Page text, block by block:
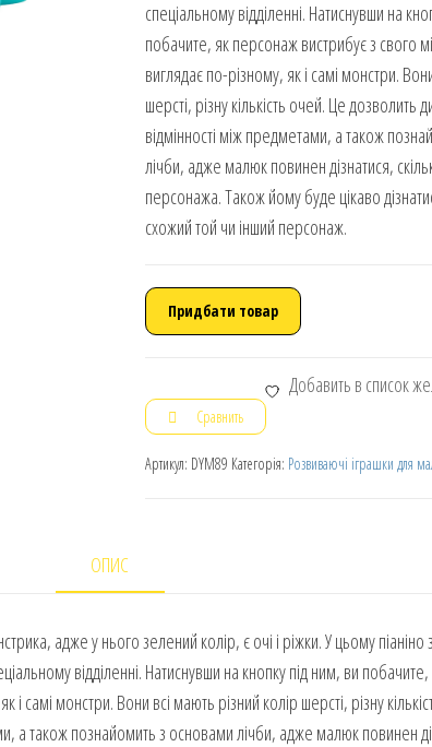
спеціальному відділенні. Натиснувши на
побачите, як персонаж вистрибує з свого
виглядає по-різному, як і самі монстри.
шерсті, різну кількість очей. Це дозволить
відмінності між предметами, а також
лічби, адже малюк повинен дізнатися,
персонажа. Також йому буде цікаво
схожий той чи інший персонаж.
Придбати товар
Добавить в список
Сравнить
Артикул: DYM89 Категорія: Розвиваючі іграшки для
ОПИС
адже у нього зелений колір, є очі і ріжки. У цьому
відділенні. Натиснувши на кнопку під ним, ви
самі монстри. Вони всі мають різний колір шерсті, різну
а також познайомить з основами лічби, адже малюк повинен